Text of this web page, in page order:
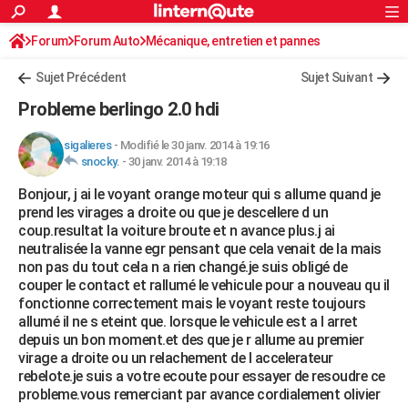
ACTUALITÉS
Politique
Société
Faits Divers
Education
Monde
Villes
+
FINANCE
Retraite
Impôts
Epargne
Immobilier
Risques naturels par ville
Banque
Assurance
Crédit
AUTO
Essais
Réserver un essai
Citadines
Berlines
SUV
Forum auto
+HIGH-TECH
Mobiles
Meilleur smartphone
Internet
Ordinateurs
Jeux vidéo
Guide high-tech
+BRICOLAGE
Forum
Aménagement intérieur
Extérieur
Cuisine
Salle de bains
Jardinage
Rangement
WEEK-END
Guides de France
Escapades
Patrimoine
Expositions
Musées
Week-end nature
LIFESTYLE
Art de vivre
Bien-être
Loisirs
Mode
Modes de vie
SANTE
Alimentation
Guide de la santé
Maladies
Médicaments
Sommeil
VOYAGE
Rechercher
S'inscrire
Connexion
Forum Forum Auto Mécanique, entretien et pannes
Sujet Précédent Sujet Suivant
Probleme berlingo 2.0 hdi
sigalieres- Modifié le 30 janv. 2014 à 19:16
snocky. - 30 janv. 2014 à 19:18
Bonjour, j ai le voyant orange moteur qui s allume quand je
prend les virages a droite ou que je descellere d un
coup.resultat la voiture broute et n avance plus.j ai
neutralisée la vanne egr pensant que cela venait de la mais
non pas du tout cela n a rien changé.je suis obligé de
couper le contact et rallumé le vehicule pour a nouveau qu il
fonctionne correctement mais le voyant reste toujours
allumé il ne s eteint que. lorsque le vehicule est a l arret
depuis un bon moment.et des que je r allume au premier
virage a droite ou un relachement de l accelerateur
rebelote.je suis a votre ecoute pour essayer de resoudre ce
probleme.vous remerciant par avance cordialement olivier